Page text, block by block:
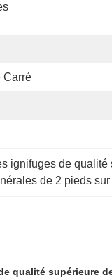
Carré
ignifuges de qualité
de 2 pieds sur
qualité supérieure